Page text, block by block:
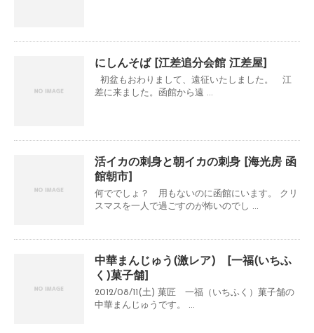
にしんそば [江差追分会館 江差屋]
初盆もおわりまして、遠征いたしました。 江
差に来ました。函館から遠 ...
活イカの刺身と朝イカの刺身 [海光房 函
館朝市]
何ででしょ？ 用もないのに函館にいます。 クリ
スマスを一人で過ごすのが怖いのでし ...
中華まんじゅう(激レア) [一福(いちふ
く)菓子舗]
2012/08/11(土) 菓匠 一福（いちふく）菓子舗の
中華まんじゅうです。 ...